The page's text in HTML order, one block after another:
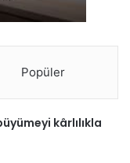
Popüler
kârlılıkla